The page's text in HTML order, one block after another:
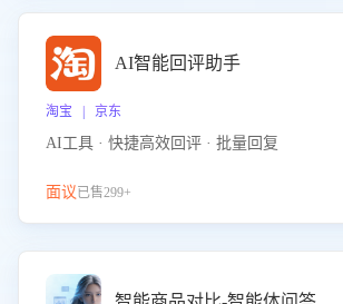
AI智能回评助手
淘宝 | 京东
AI工具 · 快捷高效回评 · 批量回复
面议已售299+